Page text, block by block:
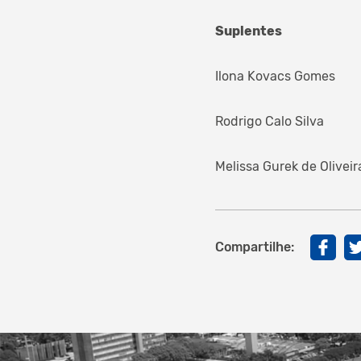
Suplentes
Ilona Kovacs Gomes
Rodrigo Calo Silva
Melissa Gurek de
Compartilhe: